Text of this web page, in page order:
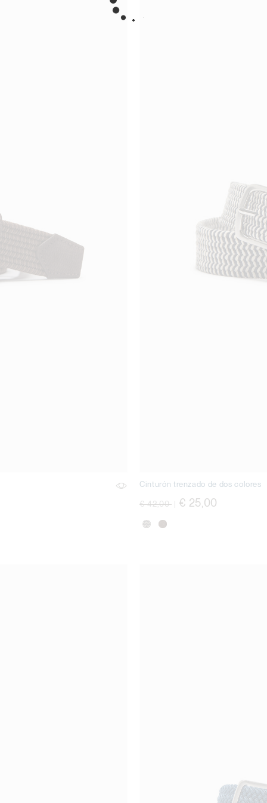
Cinturón trenzado de dos colores
precio rebajado desde
€ 42,00 a| € 25,00